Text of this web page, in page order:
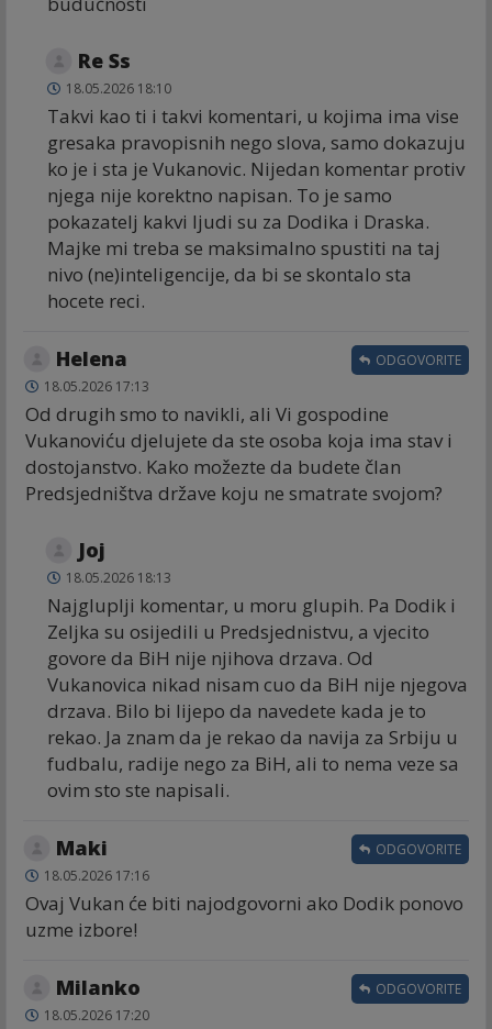
Re Ss
18.05.2026 18:10
Takvi kao ti i takvi komentari, u kojima ima vise
gresaka pravopisnih nego slova, samo dokazuju
ko je i sta je Vukanovic. Nijedan komentar protiv
njega nije korektno napisan. To je samo
pokazatelj kakvi ljudi su za Dodika i Draska.
Majke mi treba se maksimalno spustiti na taj
nivo (ne)inteligencije, da bi se skontalo sta
hocete reci.
Helena
18.05.2026 17:13
Od drugih smo to navikli, ali Vi gospodine
Vukanoviću djelujete da ste osoba koja ima stav i
dostojanstvo. Kako možezte da budete član
Predsjedništva države koju ne smatrate svojom?
ODGOVORITE
Joj
18.05.2026 18:13
Najgluplji komentar, u moru glupih. Pa Dodik i
Zeljka su osijedili u Predsjednistvu, a vjecito
govore da BiH nije njihova drzava. Od
Vukanovica nikad nisam cuo da BiH nije njegova
drzava. Bilo bi lijepo da navedete kada je to
rekao. Ja znam da je rekao da navija za Srbiju u
fudbalu, radije nego za BiH, ali to nema veze sa
ovim sto ste napisali.
Maki
18.05.2026 17:16
Ovaj Vukan će biti najodgovorni ako Dodik ponovo
uzme izbore!
ODGOVORITE
Milanko
18.05.2026 17:20
ODGOVORITE